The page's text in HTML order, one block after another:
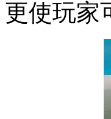
更使玩家